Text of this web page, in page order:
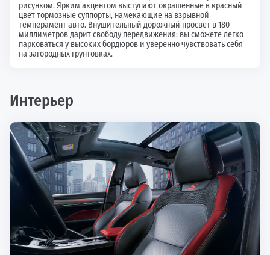
рисунком. Ярким акцентом выступают окрашенные в красный
цвет тормозные суппорты, намекающие на взрывной
темперамент авто. Внушительный дорожный просвет в 180
миллиметров дарит свободу передвижения: вы сможете легко
парковаться у высоких бордюров и уверенно чувствовать себя
на загородных грунтовках.
Интерьер